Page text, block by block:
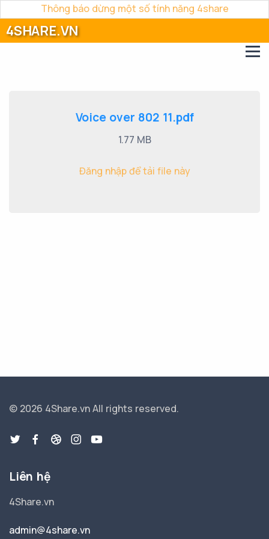
Thông báo dừng một số tính năng 4share
4SHARE.VN
Voice over 802 11.pdf
1.77 MB
Đăng nhập để tải file này
© 2026 4Share.vnAll rights reserved.
Liên hệ
4Share.vn
admin@4share.vn